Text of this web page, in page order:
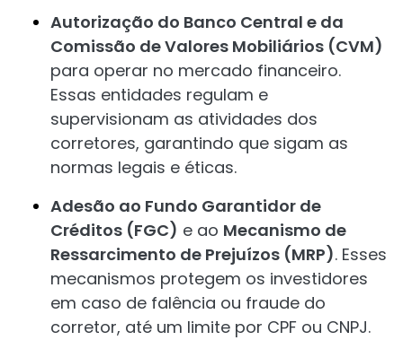
Autorização do Banco Central e da
Comissão de Valores Mobiliários (CVM)
para operar no mercado financeiro.
Essas entidades regulam e
supervisionam as atividades dos
corretores, garantindo que sigam as
normas legais e éticas.
Adesão ao Fundo Garantidor de
Créditos (FGC) e ao Mecanismo de
Ressarcimento de Prejuízos (MRP). Esses
mecanismos protegem os investidores
em caso de falência ou fraude do
corretor, até um limite por CPF ou CNPJ.